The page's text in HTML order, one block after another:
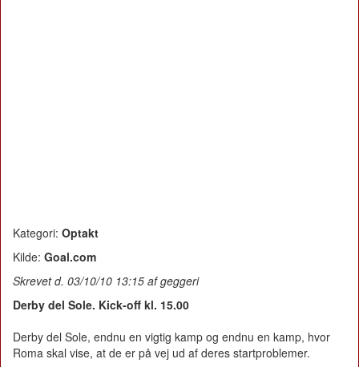
Kategori: Optakt
Kilde: Goal.com
Skrevet d. 03/10/10 13:15 af geggeri
Derby del Sole. Kick-off kl. 15.00
Derby del Sole, endnu en vigtig kamp og endnu en kamp, hvor
Roma skal vise, at de er på vej ud af deres startproblemer.